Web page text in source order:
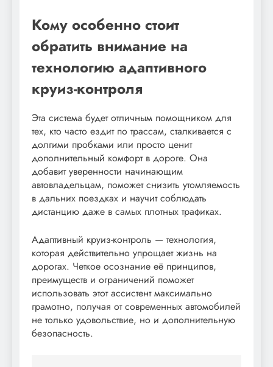
Кому особенно стоит
обратить внимание на
технологию адаптивного
круиз-контроля
Эта система будет отличным помощником для
тех, кто часто ездит по трассам, сталкивается с
долгими пробками или просто ценит
дополнительный комфорт в дороге. Она
добавит уверенности начинающим
автовладельцам, поможет снизить утомляемость
в дальних поездках и научит соблюдать
дистанцию даже в самых плотных трафиках.
Адаптивный круиз-контроль — технология,
которая действительно упрощает жизнь на
дорогах. Четкое осознание её принципов,
преимуществ и ограничений поможет
использовать этот ассистент максимально
грамотно, получая от современных автомобилей
не только удовольствие, но и дополнительную
безопасность.